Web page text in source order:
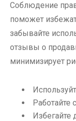
Соблюдение
поможет
забывайте
отзывы о
минимизирует
Избегайте